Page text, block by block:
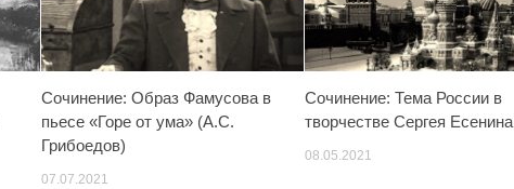
Сочинение: Образ Фамусова в
пьесе «Горе от ума» (А.С.
Грибоедов)
07.07.2021
Сочинение: Тема России в
творчестве Сергея Есенина
08.05.2021